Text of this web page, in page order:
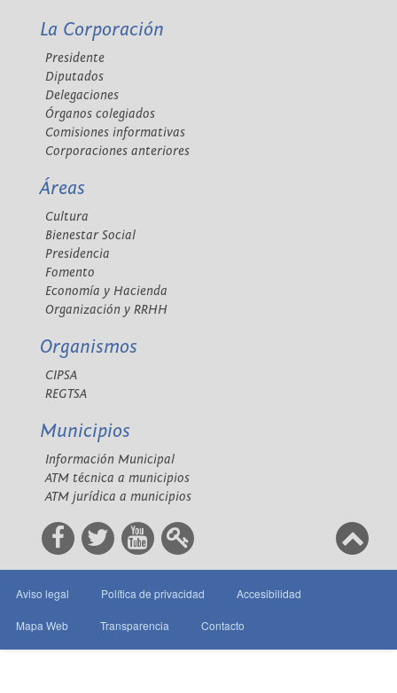
La Corporación
Presidente
Diputados
Delegaciones
Órganos colegiados
Comisiones informativas
Corporaciones anteriores
Áreas
Cultura
Bienestar Social
Presidencia
Fomento
Economía y Hacienda
Organización y RRHH
Organismos
CIPSA
REGTSA
Municipios
Información Municipal
ATM técnica a municipios
ATM jurídica a municipios
Aviso legal Política de privacidad Accesibilidad
Mapa Web Transparencia Contacto